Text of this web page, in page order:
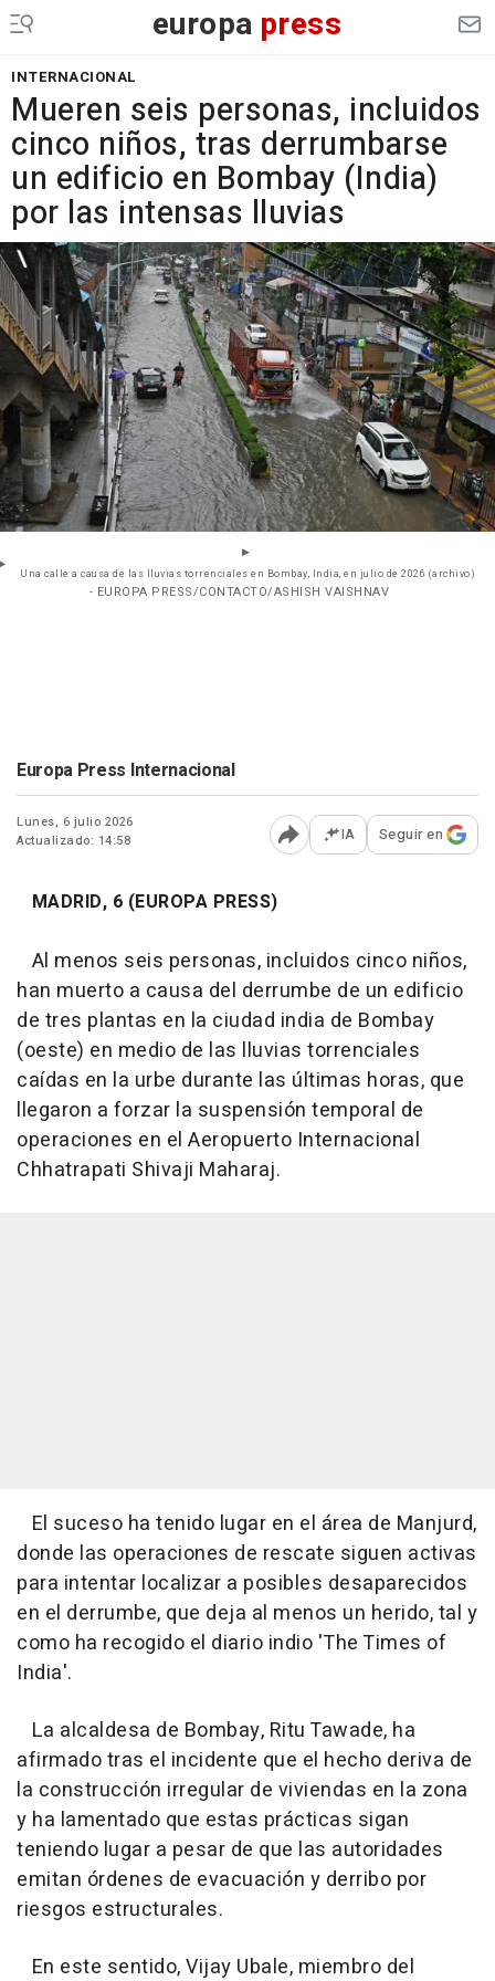
europa press
INTERNACIONAL
Mueren seis personas, incluidos
cinco niños, tras derrumbarse
un edificio en Bombay (India)
por las intensas lluvias
Una calle a causa de las lluvias torrenciales en Bombay, India, en julio de 2026 (archivo)
- EUROPA PRESS/CONTACTO/ASHISH VAISHNAV
Europa Press Internacional
Lunes, 6 julio 2026
Actualizado: 14:58
Abrir opciones para
IA Seguir en
MADRID, 6 (EUROPA PRESS)
Al menos seis personas, incluidos cinco niños,
han muerto a causa del derrumbe de un edificio
de tres plantas en la ciudad india de Bombay
(oeste) en medio de las lluvias torrenciales
caídas en la urbe durante las últimas horas, que
llegaron a forzar la suspensión temporal de
operaciones en el Aeropuerto Internacional
Chhatrapati Shivaji Maharaj.
El suceso ha tenido lugar en el área de Manjurd,
donde las operaciones de rescate siguen activas
para intentar localizar a posibles desaparecidos
en el derrumbe, que deja al menos un herido, tal y
como ha recogido el diario indio 'The Times of
India'.
La alcaldesa de Bombay, Ritu Tawade, ha
afirmado tras el incidente que el hecho deriva de
la construcción irregular de viviendas en la zona
y ha lamentado que estas prácticas sigan
teniendo lugar a pesar de que las autoridades
emitan órdenes de evacuación y derribo por
riesgos estructurales.
En este sentido, Vijay Ubale, miembro del